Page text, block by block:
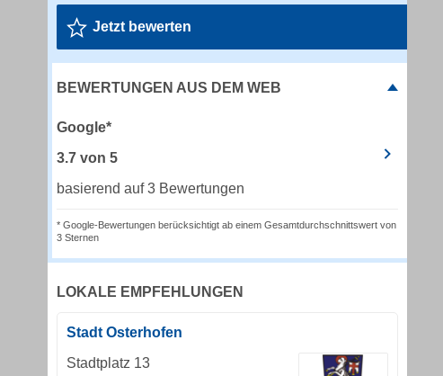
Jetzt bewerten
BEWERTUNGEN AUS DEM WEB
Google*
3.7 von 5
basierend auf 3 Bewertungen
* Google-Bewertungen berücksichtigt ab einem Gesamtdurchschnittswert von
3 Sternen
LOKALE EMPFEHLUNGEN
Stadt Osterhofen
Stadtplatz 13